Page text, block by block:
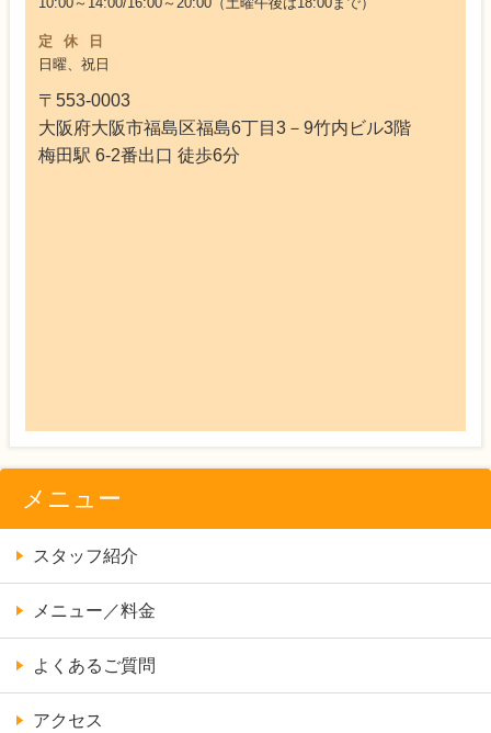
定休日
日曜、祝日
〒553-0003
大阪府大阪市福島区福島6丁目3－9竹内ビル3階
梅田駅 6-2番出口 徒歩6分
メニュー
スタッフ紹介
メニュー／料金
よくあるご質問
アクセス